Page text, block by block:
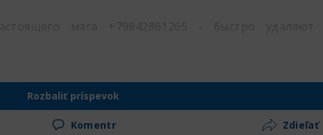
мага +79842861265 - быстро удаляют -
Rozbaliť príspevok
Komentr Zdieľať